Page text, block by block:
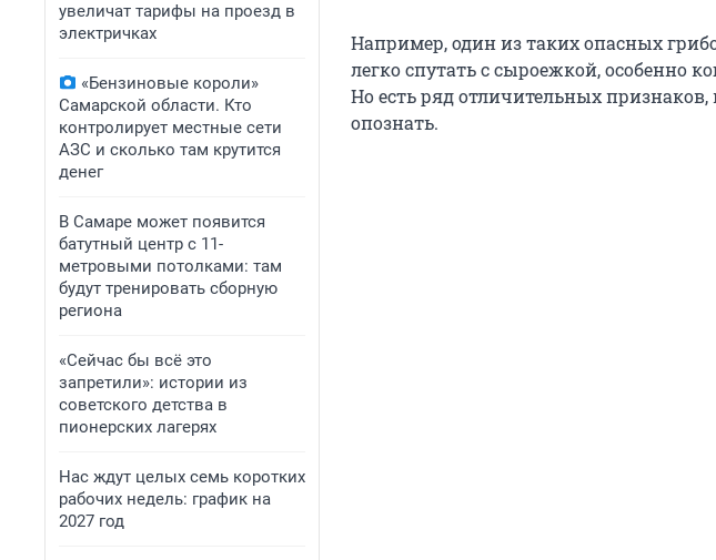
увеличат тарифы на проезд в
электричках
«Бензиновые короли»
Самарской области. Кто
контролирует местные сети
АЗС и сколько там крутится
денег
В Самаре может появится
батутный центр с 11-
метровыми потолками: там
будут тренировать сборную
региона
«Сейчас бы всё это
запретили»: истории из
советского детства в
пионерских лагерях
Нас ждут целых семь коротких
рабочих недель: график на
2027 год
Например, один из таких опасных
легко спутать с сыроежкой, особенно
Но есть ряд отличительных признаков,
опознать.